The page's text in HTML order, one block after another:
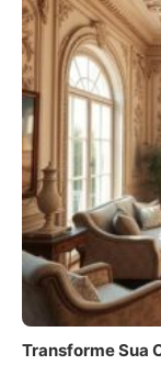
Transforme Sua